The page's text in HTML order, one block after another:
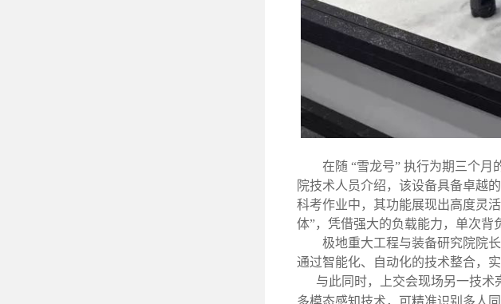
在随 “雪龙号” 执行为期三个月
院技术人员介绍，该设备具备卓越
科考作业中，其功能展现出高度灵
体”，凭借强大的负载能力，单次背
极地重大工程与装备研究院院
通过智能化、自动化的技术整合，
与此同时，上交会现场另一技术
多模态感知技术，可精准识别多人